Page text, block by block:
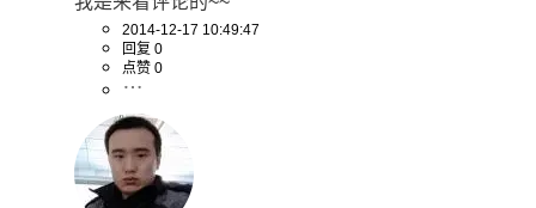
2014-12-17 10:49:47
回复 0
点赞 0